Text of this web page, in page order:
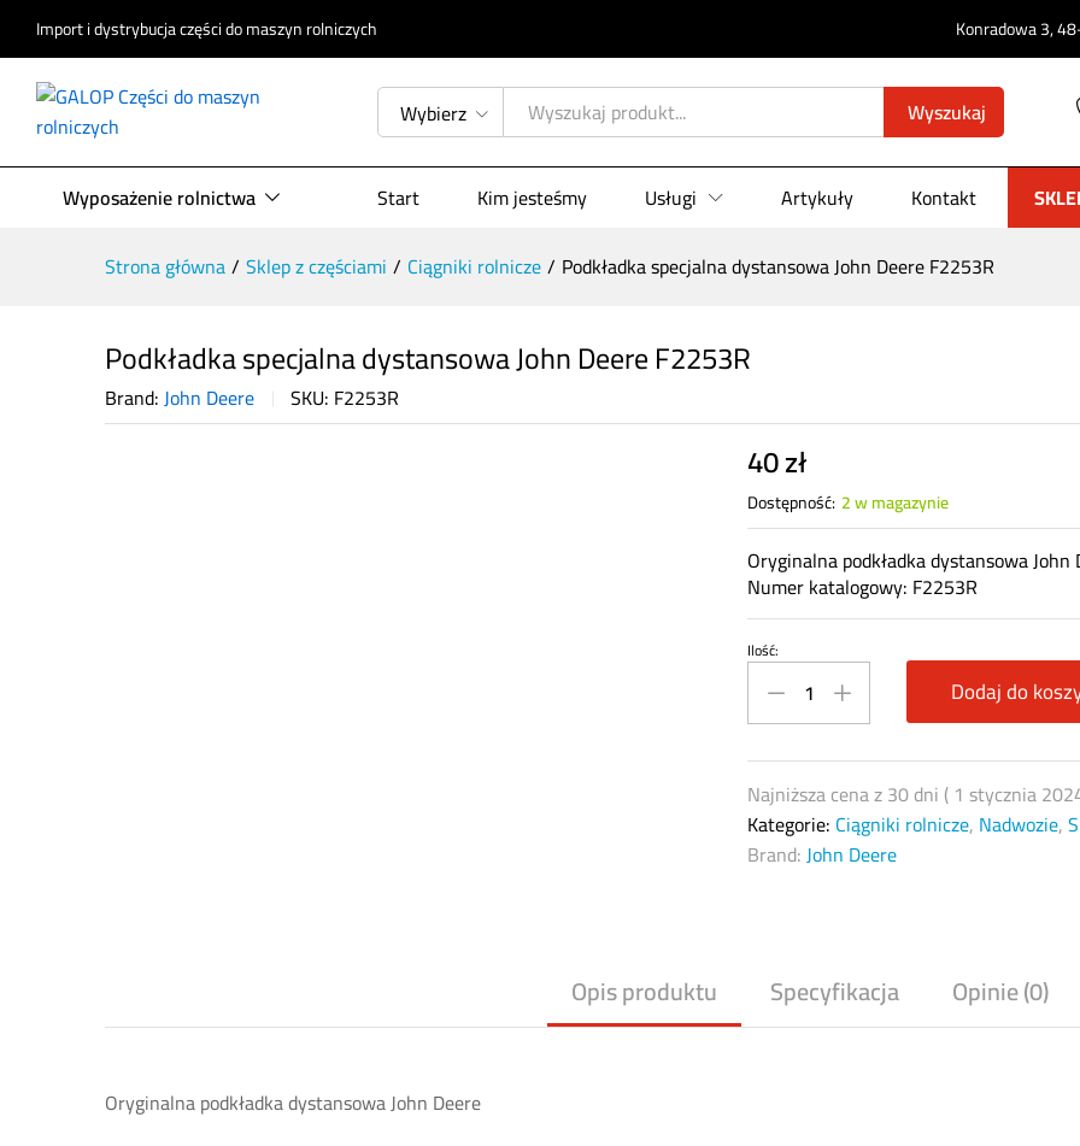
Import i dystrybucja części do maszyn rolniczych Konradowa 3,
Wybierz Wyszukaj
Wyposażenie rolnictwa Start Kim jesteśmy Usługi Artykuły Kontakt
Strona główna/ Sklep z częściami / Ciągniki rolnicze/ Podkładka specjalna dystansowa John Deere F2253R
Podkładka specjalna dystansowa John Deere F2253R
Brand:John Deere SKU: F2253R
40zł
Dostępność: 2 w magazynie
Oryginalna podkładka dystansowa John
Numer katalogowy: F2253R
Podkładka
specjalna
dystansowa
F2253R
quantity
Ilość:
Dodaj do
Najniższa cena z 30 dni ( 1 stycznia
Kategorie: Ciągniki rolnicze, Nadwozie,
Brand:John Deere
Opis produktu Specyfikacja Opinie (0)
Oryginalna podkładka dystansowa John Deere
Opis produktu Specyfikacja